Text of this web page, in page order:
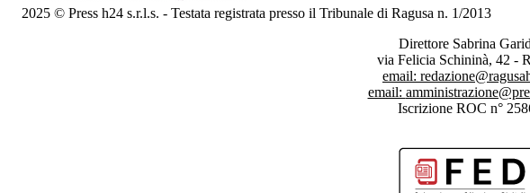
2025 © Press h24 s.r.l.s. - Testata registrata presso il Tribunale di Ragusa n. 1/2013
Direttore Sabrina
via Felicia Schininà, 42 -
email:
email:
Iscrizione ROC n°